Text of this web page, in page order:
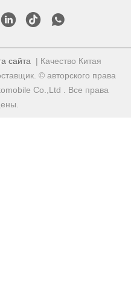
сайта | Качество Китая
© авторского права
Co.,Ltd . Все права